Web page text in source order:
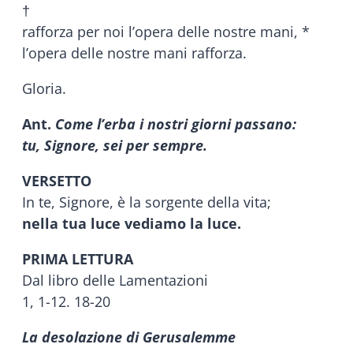
†
rafforza per noi l’opera delle nostre mani, *
l’opera delle nostre mani rafforza.
Gloria.
Ant. Come l’erba i nostri giorni passano:
tu, Signore, sei per sempre.
VERSETTO
In te, Signore, è la sorgente della vita;
nella tua luce vediamo la luce.
PRIMA LETTURA
Dal libro delle Lamentazioni
1, 1-12. 18-20
La desolazione di Gerusalemme